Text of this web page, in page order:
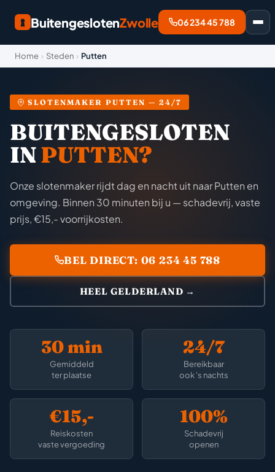
BuitengeslotenZwolle 06 234 45 788
Home › Steden › Putten
SLOTENMAKER PUTTEN — 24/7
BUITENGESLOTEN
INPUTTEN?
Onze slotenmaker rijdt dag en nacht uit naar Putten en
omgeving. Binnen 30 minuten bij u — schadevrij, vaste
prijs, €15,- voorrijkosten.
BEL DIRECT: 06 234 45 788
HEEL GELDERLAND →
30 min
Gemiddeld
ter plaatse
24/7
Bereikbaar
ook 's nachts
€15,-
Reiskosten
vaste vergoeding
100%
Schadevrij
openen